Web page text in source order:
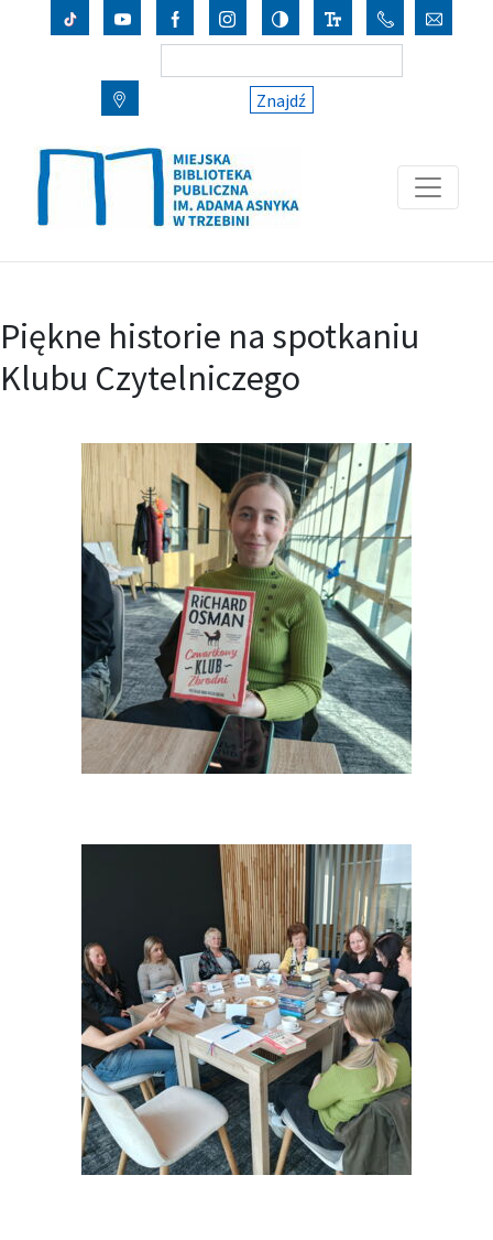
Znajdź
Piękne historie na spotkaniu
Klubu Czytelniczego